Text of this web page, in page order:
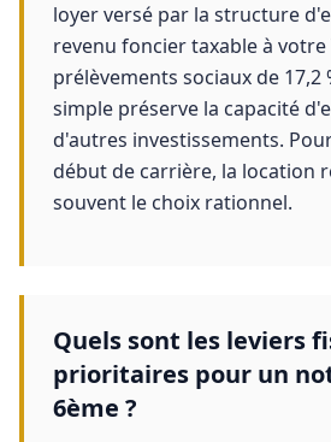
loyer versé par la structure
revenu foncier taxable à
prélèvements sociaux de 17,2
simple préserve la capacité
d'autres investissements.
début de carrière, la location
souvent le choix rationnel.
Quels sont les leviers
prioritaires pour un
6ème ?